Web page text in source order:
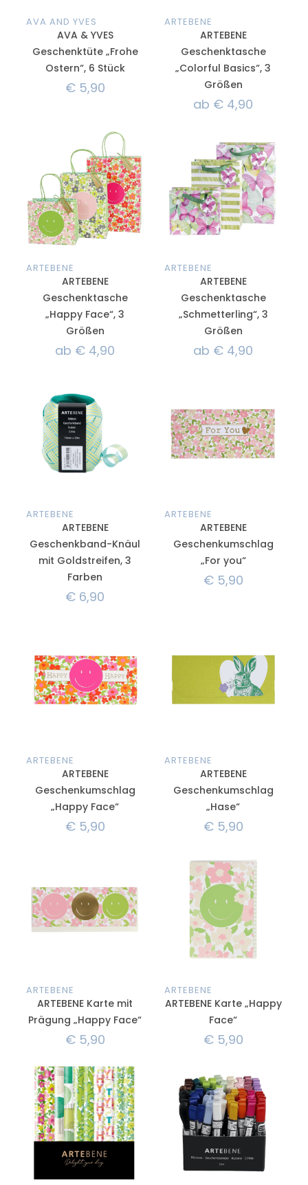
AVA AND YVES
AVA & YVES
Geschenktüte „Frohe
Ostern“, 6 Stück
€5,90
ARTEBENE
ARTEBENE
Geschenktasche
„Colorful Basics“, 3
Größen
ab € 4,90
ARTEBENE
ARTEBENE
Geschenktasche
„Happy Face“, 3
Größen
ab € 4,90
ARTEBENE
ARTEBENE
Geschenktasche
„Schmetterling“, 3
Größen
ab € 4,90
ARTEBENE
ARTEBENE
Geschenkband-Knäul
mit Goldstreifen, 3
Farben
€ 6,90
ARTEBENE
ARTEBENE
Geschenkumschlag
„For you“
€5,90
ARTEBENE
ARTEBENE
Geschenkumschlag
„Happy Face“
€5,90
ARTEBENE
ARTEBENE
Geschenkumschlag
„Hase“
€5,90
ARTEBENE
ARTEBENE Karte mit
Prägung „Happy Face“
€5,90
ARTEBENE
ARTEBENE Karte „Happy
Face“
€5,90